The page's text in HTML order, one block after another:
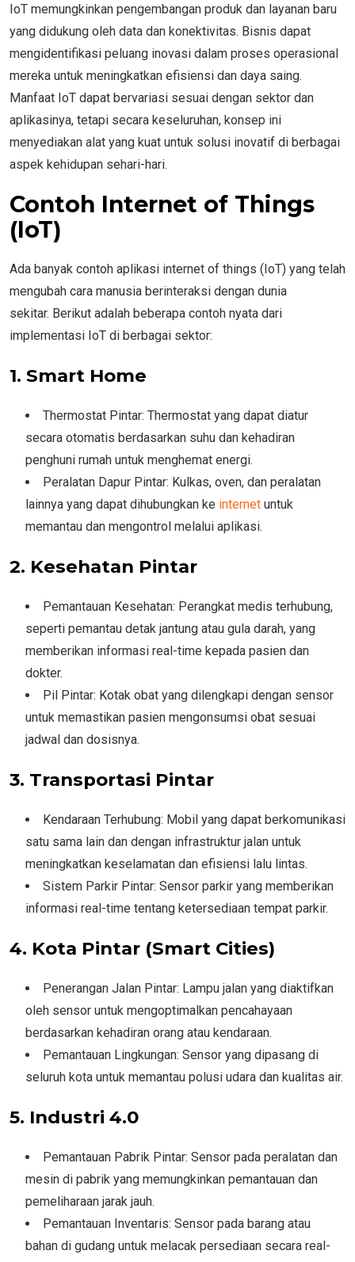
IoT memungkinkan pengembangan produk dan layanan baru
yang didukung oleh data dan konektivitas. Bisnis dapat
mengidentifikasi peluang inovasi dalam proses operasional
mereka untuk meningkatkan efisiensi dan daya saing.
Manfaat IoT dapat bervariasi sesuai dengan sektor dan
aplikasinya, tetapi secara keseluruhan, konsep ini
menyediakan alat yang kuat untuk solusi inovatif di berbagai
aspek kehidupan sehari-hari.
Contoh Internet of Things
(IoT)
Ada banyak contoh aplikasi internet of things (IoT) yang telah
mengubah cara manusia berinteraksi dengan dunia
sekitar. Berikut adalah beberapa contoh nyata dari
implementasi IoT di berbagai sektor:
1. Smart Home
Thermostat Pintar: Thermostat yang dapat diatur
secara otomatis berdasarkan suhu dan kehadiran
penghuni rumah untuk menghemat energi.
Peralatan Dapur Pintar: Kulkas, oven, dan peralatan
lainnya yang dapat dihubungkan ke internet untuk
memantau dan mengontrol melalui aplikasi.
2. Kesehatan Pintar
Pemantauan Kesehatan: Perangkat medis terhubung,
seperti pemantau detak jantung atau gula darah, yang
memberikan informasi real-time kepada pasien dan
dokter.
Pil Pintar: Kotak obat yang dilengkapi dengan sensor
untuk memastikan pasien mengonsumsi obat sesuai
jadwal dan dosisnya.
3. Transportasi Pintar
Kendaraan Terhubung: Mobil yang dapat berkomunikasi
satu sama lain dan dengan infrastruktur jalan untuk
meningkatkan keselamatan dan efisiensi lalu lintas.
Sistem Parkir Pintar: Sensor parkir yang memberikan
informasi real-time tentang ketersediaan tempat parkir.
4. Kota Pintar (Smart Cities)
Penerangan Jalan Pintar: Lampu jalan yang diaktifkan
oleh sensor untuk mengoptimalkan pencahayaan
berdasarkan kehadiran orang atau kendaraan.
Pemantauan Lingkungan: Sensor yang dipasang di
seluruh kota untuk memantau polusi udara dan kualitas air.
5. Industri 4.0
Pemantauan Pabrik Pintar: Sensor pada peralatan dan
mesin di pabrik yang memungkinkan pemantauan dan
pemeliharaan jarak jauh.
Pemantauan Inventaris: Sensor pada barang atau
bahan di gudang untuk melacak persediaan secara real-